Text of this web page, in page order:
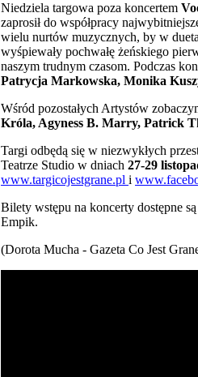
Niedziela targowa poza koncertem
zaprosił do współpracy
wielu nurtów muzycznych, by w
wyśpiewały pochwałę żeńskiego
naszym trudnym czasom. Podczas
Patrycja Markowska, Monika
Wśród pozostałych Artystów
Króla, Agyness B. Marry, Patrick
Targi odbędą się w niezwykłych
Teatrze Studio w dniach 27-29
www.targicojestgrane.pl i
Bilety wstępu na koncerty dostępne
Empik.
(Dorota Mucha - Gazeta Co Jest